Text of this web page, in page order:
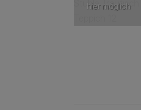
hier möglich